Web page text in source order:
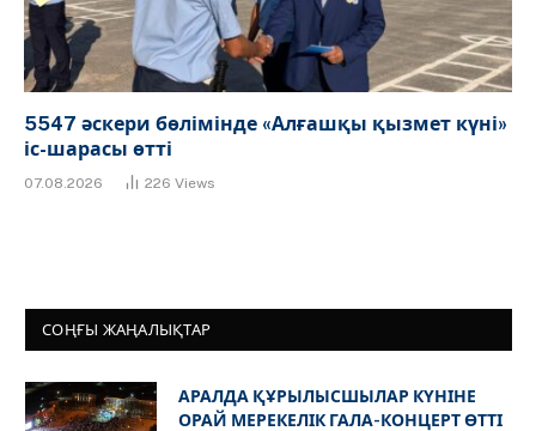
5547 әскери бөлімінде «Алғашқы қызмет күні»
іс-шарасы өтті
07.08.2026 226 Views
СОҢҒЫ ЖАҢАЛЫҚТАР
АРАЛДА ҚҰРЫЛЫСШЫЛАР КҮНІНЕ
ОРАЙ МЕРЕКЕЛІК ГАЛА-КОНЦЕРТ ӨТТІ